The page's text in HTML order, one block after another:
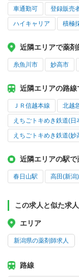
車通勤可 登録販売
ハイキャリア 積極
近隣エリアで薬
糸魚川市 妙高市
近隣エリアの路
ＪＲ信越本線 北越
えちごトキめき鉄道(
えちごトキめき鉄道(
近隣エリアの駅
春日山駅 高田(新潟
この求人と似た求
エリア
新潟県の薬剤師求人
路線